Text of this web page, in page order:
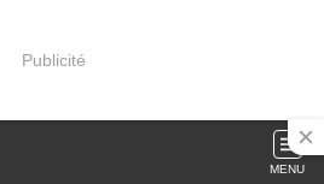
Publicité
MENU